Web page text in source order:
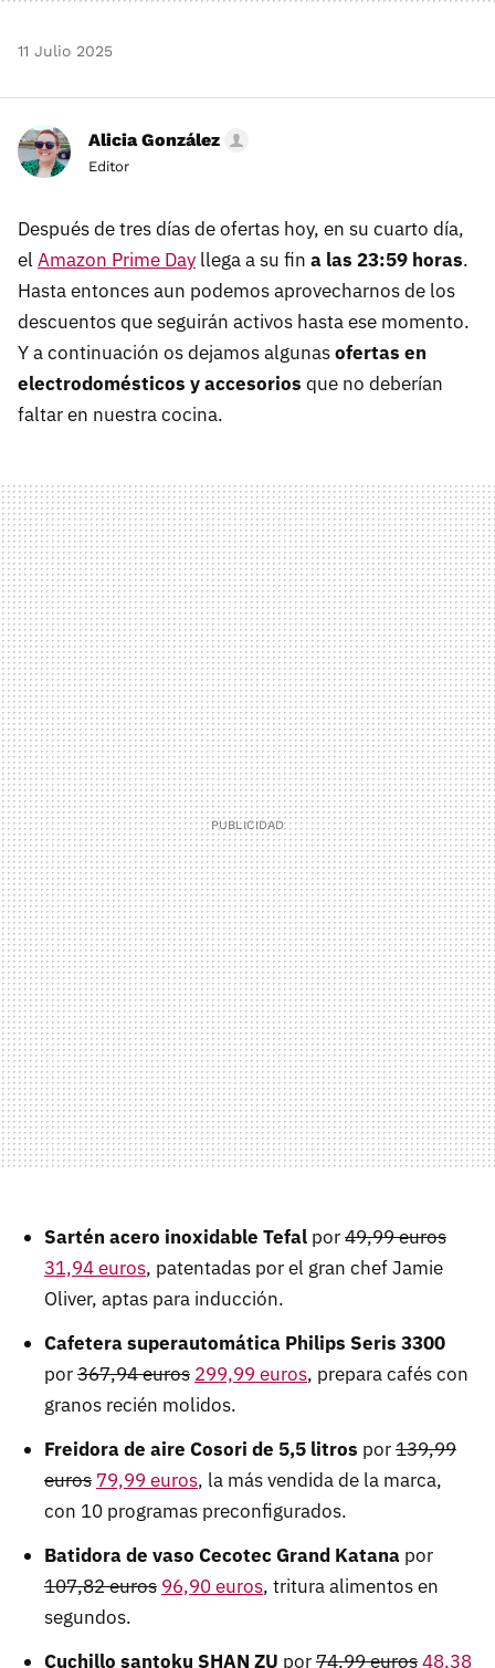
11 Julio 2025
Alicia González
Editor
Después de tres días de ofertas hoy, en su cuarto día,
el Amazon Prime Day llega a su fin a las 23:59 horas.
Hasta entonces aun podemos aprovecharnos de los
descuentos que seguirán activos hasta ese momento.
Y a continuación os dejamos algunasofertas en
electrodomésticos y accesorios que no deberían
faltar en nuestra cocina.
Sartén acero inoxidable Tefal por49,99 euros
31,94 euros, patentadas por el gran chef Jamie
Oliver, aptas para inducción.
Cafetera superautomática Philips Seris 3300
por367,94 euros 299,99 euros, prepara cafés con
granos recién molidos.
Freidora de aire Cosori de 5,5 litros por139,99
euros 79,99 euros, la más vendida de la marca,
con 10 programas preconfigurados.
Batidora de vaso Cecotec Grand Katana por
107,82 euros 96,90 euros, tritura alimentos en
segundos.
Cuchillo santoku SHAN ZU por74,99 euros48,38